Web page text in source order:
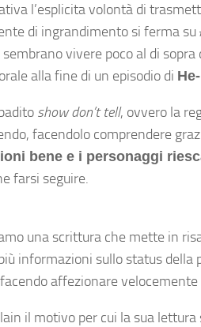
l’esplicita volontà di
di ingrandimento si ferma su
vivere poco al di
alla fine di un episodio di
show don’t tell, ovvero la
facendolo comprendere
bene e i personaggi
farsi seguire.
una scrittura che mette in
informazioni sullo status
affezionare
il motivo per cui la sua